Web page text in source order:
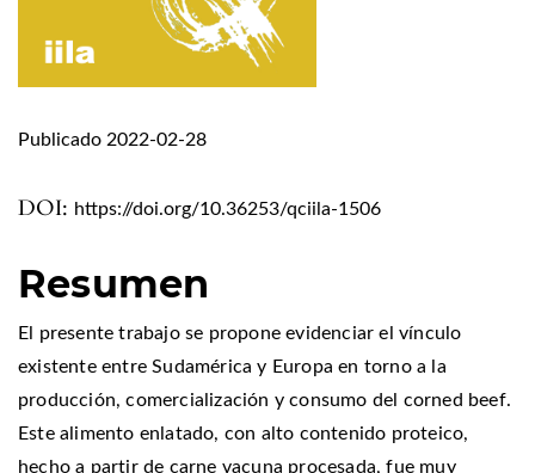
DOI: https://doi.org/10.36253/qciila-1506
Publicado 2022-02-28
Resumen
El presente trabajo se propone evidenciar el vínculo
existente entre Sudamérica y Europa en torno a la
producción, comercialización y consumo del corned beef.
Este alimento enlatado, con alto contenido proteico,
hecho a partir de carne vacuna procesada, fue muy